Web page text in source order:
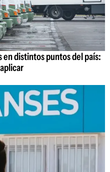
en distintos puntos del país: